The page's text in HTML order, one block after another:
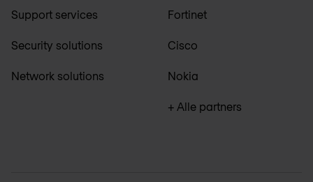
Support services
Security solutions
Network solutions
Fortinet
Cisco
Nokia
+ Alle partners